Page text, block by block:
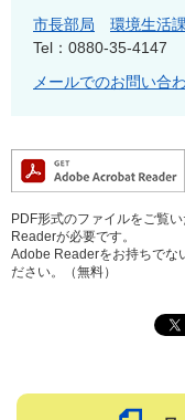
市長部局 環境生活課
Tel：0880-35-4147
メールでのお問い合
PDF形式のファイルをご覧
Readerが必要です。
Adobe Readerをお持ちでな
ださい。（無料）